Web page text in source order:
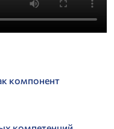
компонент